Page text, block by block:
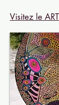
Visitez le